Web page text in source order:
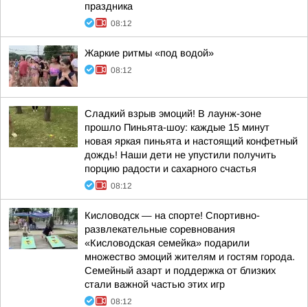
праздника
08:12
Жаркие ритмы «под водой»
08:12
Сладкий взрыв эмоций! В лаунж-зоне
прошло Пиньята-шоу: каждые 15 минут
новая яркая пиньята и настоящий конфетный
дождь! Наши дети не упустили получить
порцию радости и сахарного счастья
08:12
Кисловодск — на спорте! Спортивно-
развлекательные соревнования
«Кисловодская семейка» подарили
множество эмоций жителям и гостям города.
Семейный азарт и поддержка от близких
стали важной частью этих игр
08:12